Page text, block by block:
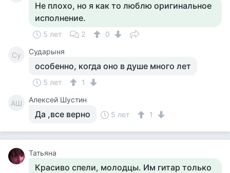
Не плохо, но я как то люблю оригинальное
исполнение.
5 лет 2 0
Су Сударыня
особенно, когда оно в душе много лет
5 лет 1
АШ Алексей Шустин
Да ,все верно 5 лет 1
Татьяна
Красиво спели, молодцы. Им гитар только